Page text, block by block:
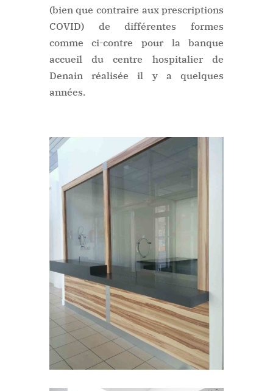
(bien que contraire aux prescriptions
COVID) de différentes formes
comme ci-contre pour la banque
accueil du centre hospitalier de
Denain réalisée il y a quelques
années.